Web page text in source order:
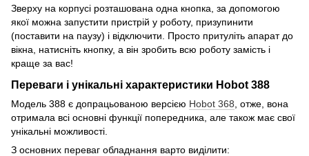
Зверху на корпусі розташована одна кнопка, за допомогою
якої можна запустити пристрій у роботу, призупинити
(поставити на паузу) і відключити. Просто притуліть апарат до
вікна, натисніть кнопку, а він зробить всю роботу замість і
краще за вас!
Переваги і унікальні характеристики Hobot 388
Модель 388 є допрацьованою версією Hobot 368 , отже, вона
отримала всі основні функції попередника, але також має свої
унікальні можливості.
З основних переваг обладнання варто виділити: